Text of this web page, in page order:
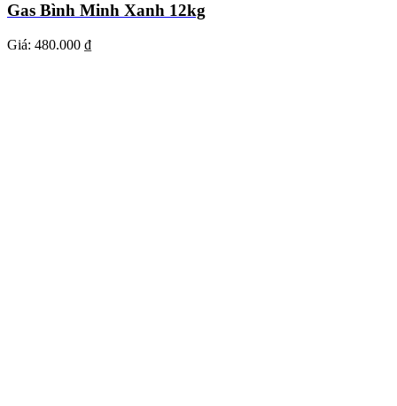
Gas Bình Minh Xanh 12kg
Giá: 480.000 ₫